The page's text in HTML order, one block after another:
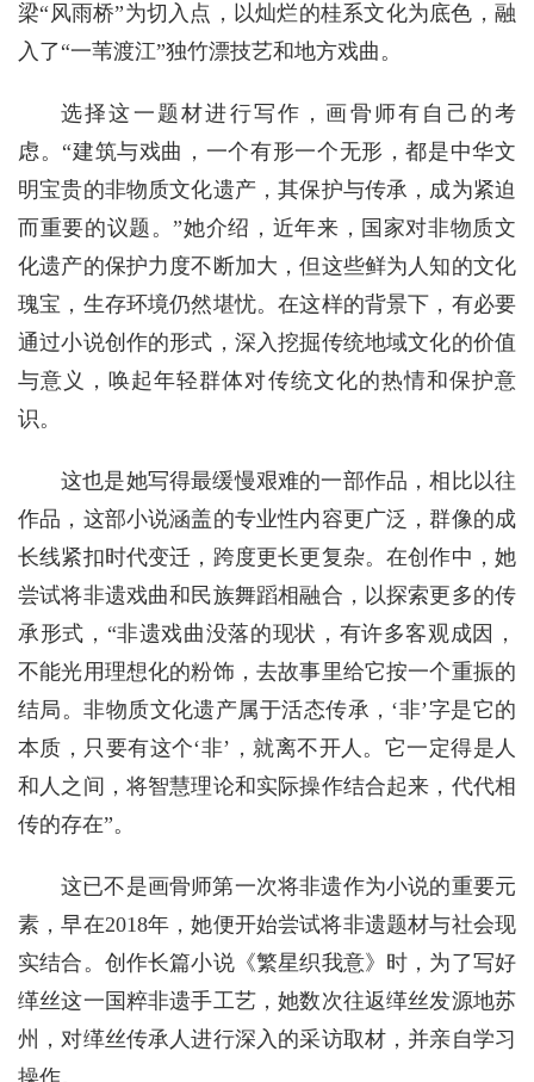
梁“风雨桥”为切入点，以灿烂的桂系文化为底色，融
入了“一苇渡江”独竹漂技艺和地方戏曲。
选择这一题材进行写作，画骨师有自己的考
虑。“建筑与戏曲，一个有形一个无形，都是中华文
明宝贵的非物质文化遗产，其保护与传承，成为紧迫
而重要的议题。”她介绍，近年来，国家对非物质文
化遗产的保护力度不断加大，但这些鲜为人知的文化
瑰宝，生存环境仍然堪忧。在这样的背景下，有必要
通过小说创作的形式，深入挖掘传统地域文化的价值
与意义，唤起年轻群体对传统文化的热情和保护意
识。
这也是她写得最缓慢艰难的一部作品，相比以往
作品，这部小说涵盖的专业性内容更广泛，群像的成
长线紧扣时代变迁，跨度更长更复杂。在创作中，她
尝试将非遗戏曲和民族舞蹈相融合，以探索更多的传
承形式，“非遗戏曲没落的现状，有许多客观成因，
不能光用理想化的粉饰，去故事里给它按一个重振的
结局。非物质文化遗产属于活态传承，‘非’字是它的
本质，只要有这个‘非’，就离不开人。它一定得是人
和人之间，将智慧理论和实际操作结合起来，代代相
传的存在”。
这已不是画骨师第一次将非遗作为小说的重要元
素，早在2018年，她便开始尝试将非遗题材与社会现
实结合。创作长篇小说《繁星织我意》时，为了写好
缂丝这一国粹非遗手工艺，她数次往返缂丝发源地苏
州，对缂丝传承人进行深入的采访取材，并亲自学习
操作。